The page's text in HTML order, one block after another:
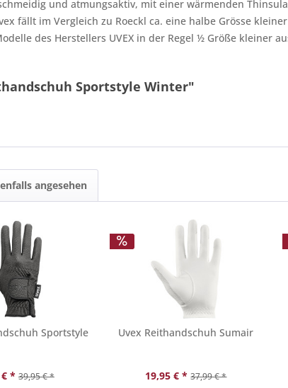
und atmungsaktiv, mit einer wärmenden
fällt im Vergleich zu Roeckl ca. eine halbe Grösse
des Herstellers UVEX in der Regel ½ Größe kleiner
Sportstyle Winter"
angesehen
Sportstyle
€ * 39,95 € *
Uvex Reithandschuh Sumair
19,95 € * 37,99 € *